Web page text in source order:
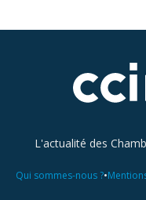
L'actualité des
Qui sommes-nous ?•